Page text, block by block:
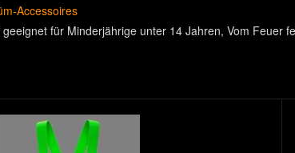
Accessoires
geeignet für Minderjährige unter 14 Jahren Vom Feuer